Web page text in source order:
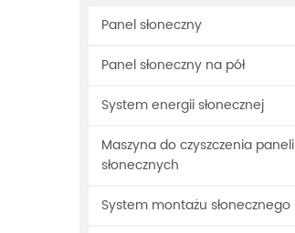
Panel słoneczny
Panel słoneczny na pół
System energii słonecznej
Maszyna do czyszczenia paneli
słonecznych
System montażu słonecznego